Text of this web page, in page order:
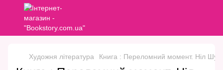
Художня література Книга : Переломний момент. Ніл